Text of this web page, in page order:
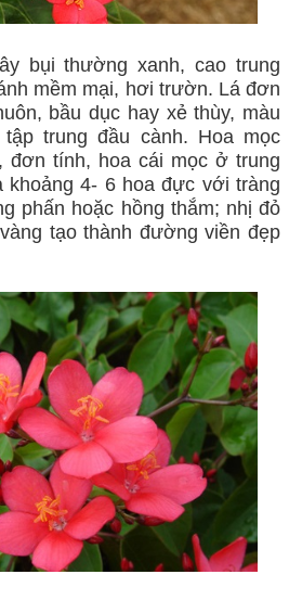
bụi thường xanh, cao trung
mềm mại, hơi trườn. Lá đơn
bầu dục hay xẻ thùy, màu
trung đầu cành. Hoa mọc
đơn tính, hoa cái mọc ở trung
khoảng 4- 6 hoa đực với tràng
phấn hoặc hồng thắm; nhị đỏ
tạo thành đường viền đẹp